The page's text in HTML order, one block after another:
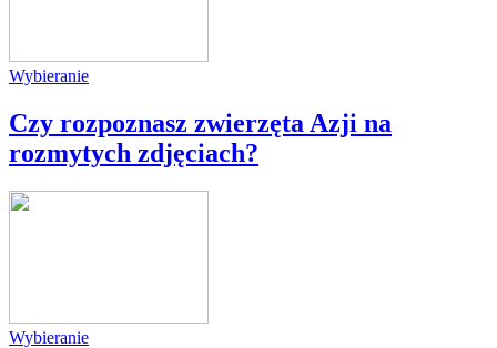
Wybieranie
Czy rozpoznasz zwierzęta Azji na
rozmytych zdjęciach?
Wybieranie